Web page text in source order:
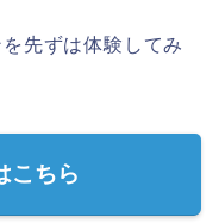
先ずは体験してみ
こちら